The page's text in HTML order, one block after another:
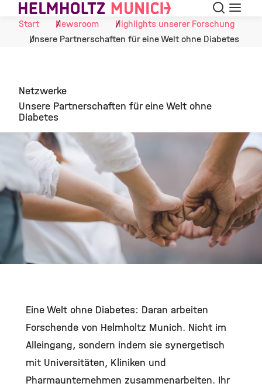
Skip to Content Suche
Start
Newsroom
Highlights unserer Forschung
Unsere Partnerschaften für eine Welt ohne Diabetes
Netzwerke
Unsere Partnerschaften für eine Welt ohne
Diabetes
Eine Welt ohne Diabetes: Daran arbeiten
Forschende von Helmholtz Munich. Nicht im
Alleingang, sondern indem sie synergetisch
mit Universitäten, Kliniken und
Pharmaunternehmen zusammenarbeiten. Ihr